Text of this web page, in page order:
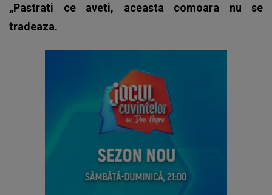
„Pastrati ce aveti, aceasta comoara nu se
tradeaza.